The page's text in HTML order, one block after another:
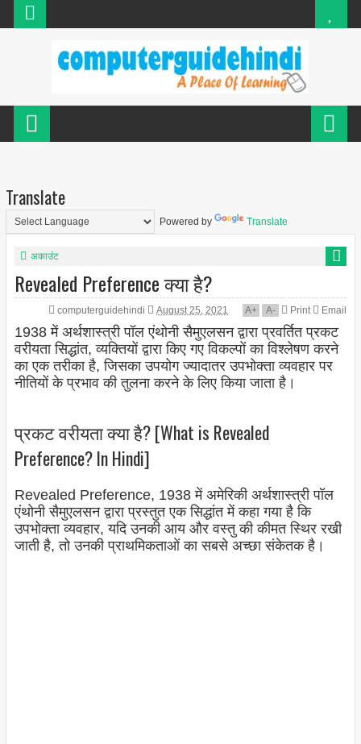
Translate
Powered by Translate
अकाउंट
Revealed Preference क्या है?
computerguidehindi August 25, 2021 A+ A- Print Email
1938 में अर्थशास्त्री पॉल एंथोनी सैमुएलसन द्वारा प्रवर्तित प्रकट
वरीयता सिद्धांत, व्यक्तियों द्वारा किए गए विकल्पों का विश्लेषण करने
का एक तरीका है, जिसका उपयोग ज्यादातर उपभोक्ता व्यवहार पर
नीतियों के प्रभाव की तुलना करने के लिए किया जाता है।
प्रकट वरीयता क्या है? [What is Revealed
Preference? In Hindi]
Revealed Preference, 1938 में अमेरिकी अर्थशास्त्री पॉल
एंथोनी सैमुएलसन द्वारा प्रस्तुत एक सिद्धांत में कहा गया है कि
उपभोक्ता व्यवहार, यदि उनकी आय और वस्तु की कीमत स्थिर रखी
जाती है, तो उनकी प्राथमिकताओं का सबसे अच्छा संकेतक है।